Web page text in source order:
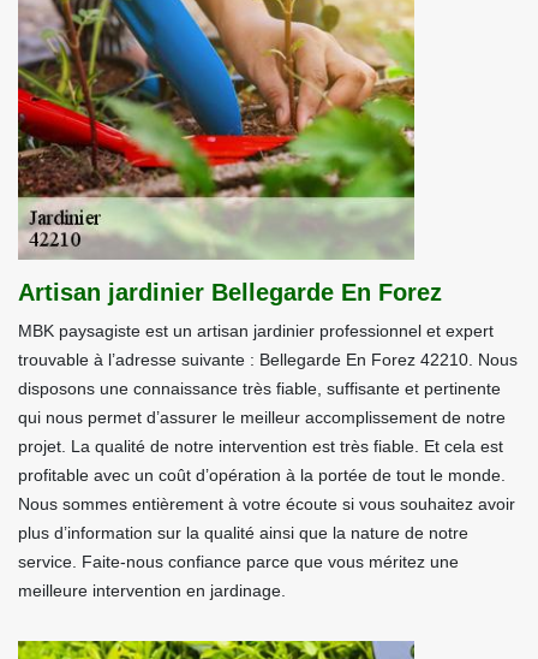
Artisan jardinier Bellegarde En Forez
MBK paysagiste est un artisan jardinier professionnel et expert
trouvable à l’adresse suivante : Bellegarde En Forez 42210. Nous
disposons une connaissance très fiable, suffisante et pertinente
qui nous permet d’assurer le meilleur accomplissement de notre
projet. La qualité de notre intervention est très fiable. Et cela est
profitable avec un coût d’opération à la portée de tout le monde.
Nous sommes entièrement à votre écoute si vous souhaitez avoir
plus d’information sur la qualité ainsi que la nature de notre
service. Faite-nous confiance parce que vous méritez une
meilleure intervention en jardinage.